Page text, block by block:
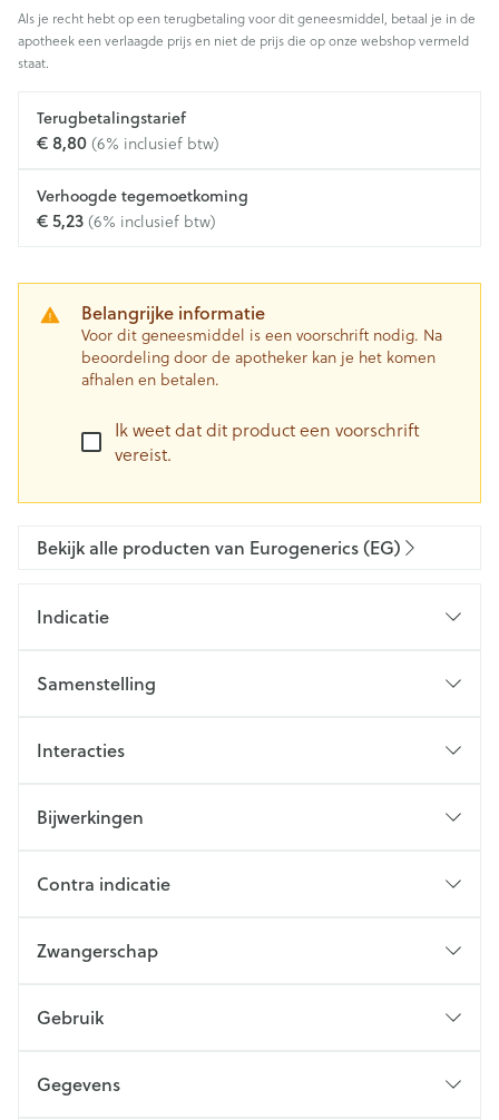
Als je recht hebt op een terugbetaling voor dit geneesmiddel, betaal je in de
apotheek een verlaagde prijs en niet de prijs die op onze webshop vermeld
staat.
Terugbetalingstarief
€ 8,80(6% inclusief btw)
Verhoogde tegemoetkoming
€ 5,23(6% inclusief btw)
Belangrijke informatie
Voor dit geneesmiddel is een voorschrift nodig. Na
beoordeling door de apotheker kan je het komen
afhalen en betalen.
Ik weet dat dit product een voorschrift
vereist.
Bekijk alle producten van Eurogenerics (EG)
Indicatie
Samenstelling
Interacties
Bijwerkingen
Contra indicatie
Zwangerschap
Gebruik
Gegevens